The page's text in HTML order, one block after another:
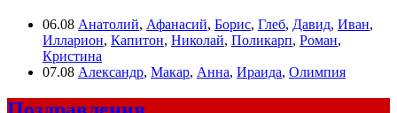
06.08 Анатолий, Афанасий, Борис, Глеб, Давид, Иван,
Илларион, Капитон, Николай, Поликарп, Роман,
Кристина
07.08 Александр, Макар, Анна, Ираида, Олимпия